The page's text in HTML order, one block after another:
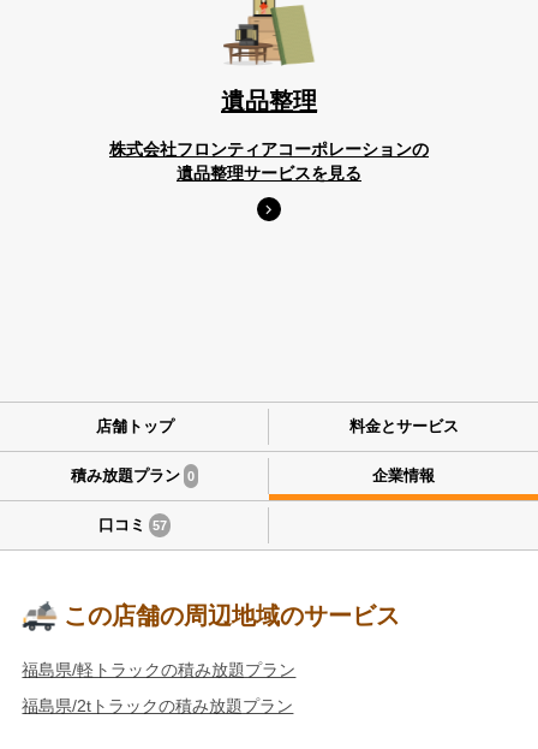
遺品整理
株式会社フロンティアコーポレーションの
遺品整理サービスを見る
店舗トップ 料金とサービス
積み放題プラン 0 企業情報
口コミ 57
この店舗の周辺地域のサービス
福島県/軽トラックの積み放題プラン
福島県/2tトラックの積み放題プラン